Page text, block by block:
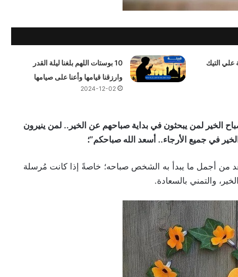
علي التيك
10 بوستات اللهم بلغنا ليلة القدر
وارزقنا قيامها وأعنا على صيامها
2024-12-02
الخير لمن يبحثون في بداية صباحهم عن الخير.. لمن ينيرون
في جميع الأرجاء.. أسعد الله صباحكم”؛
من أجمل ما يبدأ به الشخص صباحه؛ خاصةً إذا كانت مُرسلة
والتمني بالسعادة.